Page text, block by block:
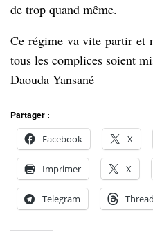
de trop quand même.
Ce régime va vite partir et
tous les complices soient
Daouda Yansané
Partager :
Facebook
X
Imprimer X
Telegram